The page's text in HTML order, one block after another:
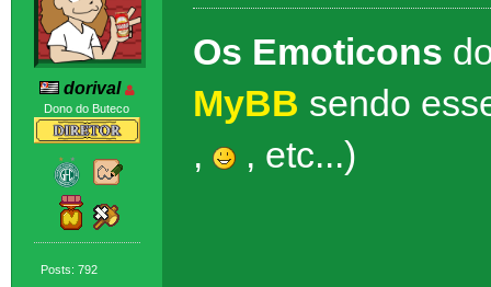
dorival
Dono do Buteco
Posts: 792
Os Emoticons
MyBB sendo
,
, etc...)